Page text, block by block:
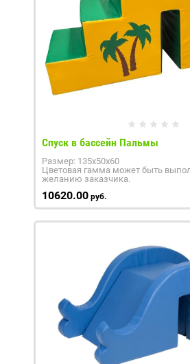
Спуск в бассейн Пальмы
Размер: 135х50х60
Цветовая гамма может быть
желанию заказчика.
10620.00 руб.